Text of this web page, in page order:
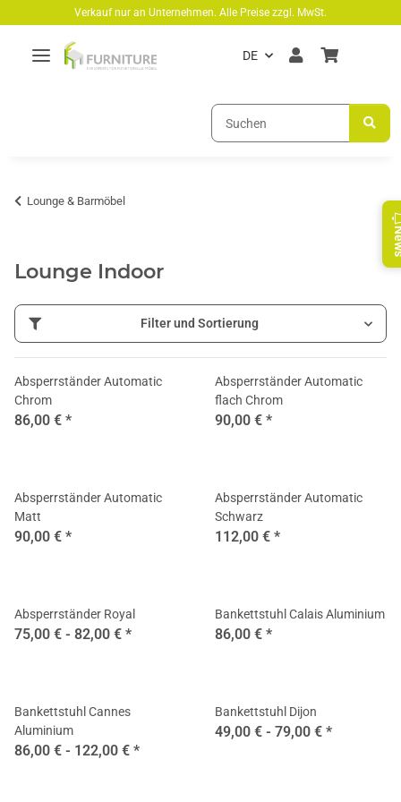
Zum Hauptinhalt springenVerkauf nur an Unternehmen. Alle Preise zzgl. MwSt.
DE
Lounge & Barmöbel
Lounge Indoor
Filter und Sortierung
Absperrständer Automatic
Chrom
86,00 € *
Absperrständer Automatic
flach Chrom
90,00 € *
Absperrständer Automatic
Matt
90,00 € *
Absperrständer Automatic
Schwarz
112,00 € *
Absperrständer Royal
75,00 € - 82,00 € *
Bankettstuhl Calais Aluminium
86,00 € *
Bankettstuhl Cannes
Aluminium
86,00 € - 122,00 € *
Bankettstuhl Dijon
49,00 € - 79,00 € *